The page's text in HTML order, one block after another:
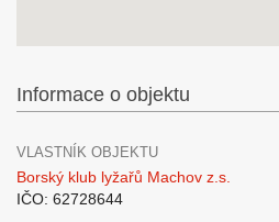
Informace o objektu
VLASTNÍK OBJEKTU
Borský klub lyžařů Machov z.s.
IČO: 62728644